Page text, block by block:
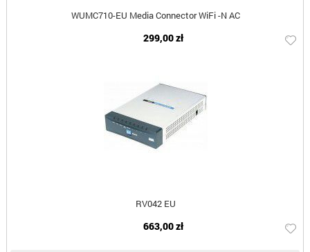
WUMC710-EU Media Connector WiFi -N AC
299,00 zł
RV042 EU
663,00 zł